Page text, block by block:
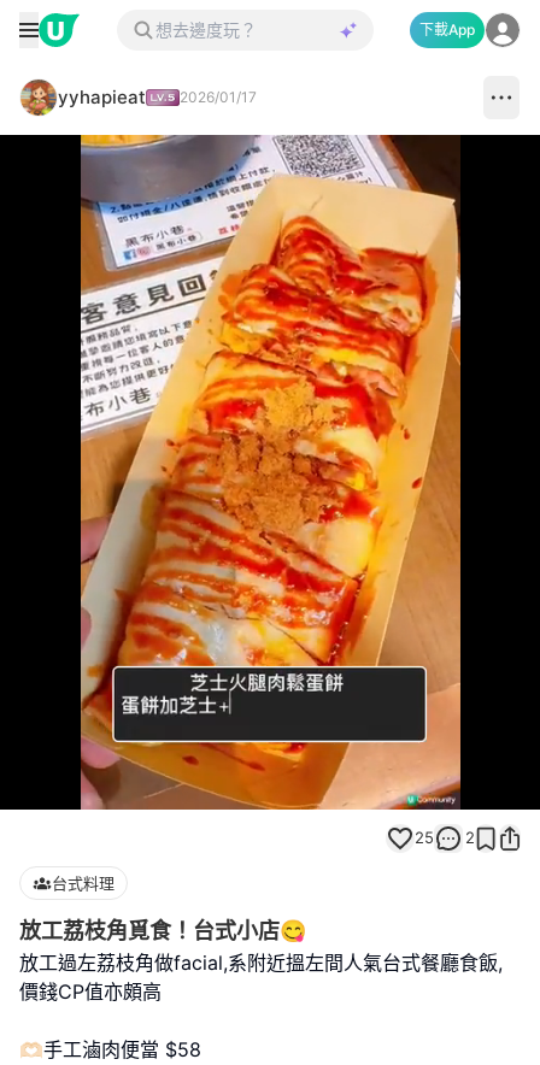
下載App
yyhapieat 2026/01/17
100.00%
25 2
台式料理
放工荔枝角覓食！台式小店😋
放工過左荔枝角做facial,系附近搵左間人氣台式餐廳食飯,
價錢CP值亦頗高
🫶🏻手工滷肉便當 $58